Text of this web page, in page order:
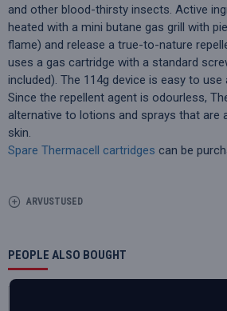
and other blood-thirsty insects. Active
heated with a mini butane gas grill with
flame) and release a true-to-nature
uses a gas cartridge with a standard
included). The 114g device is easy to
Since the repellent agent is odourless,
alternative to lotions and sprays that are
skin.
Spare Thermacell cartridges can be
ARVUSTUSED
PEOPLE ALSO BOUGHT